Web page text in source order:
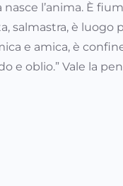
nasce l’anima. È
salmastra, è luogo
e amica, è
e oblio.” Vale la